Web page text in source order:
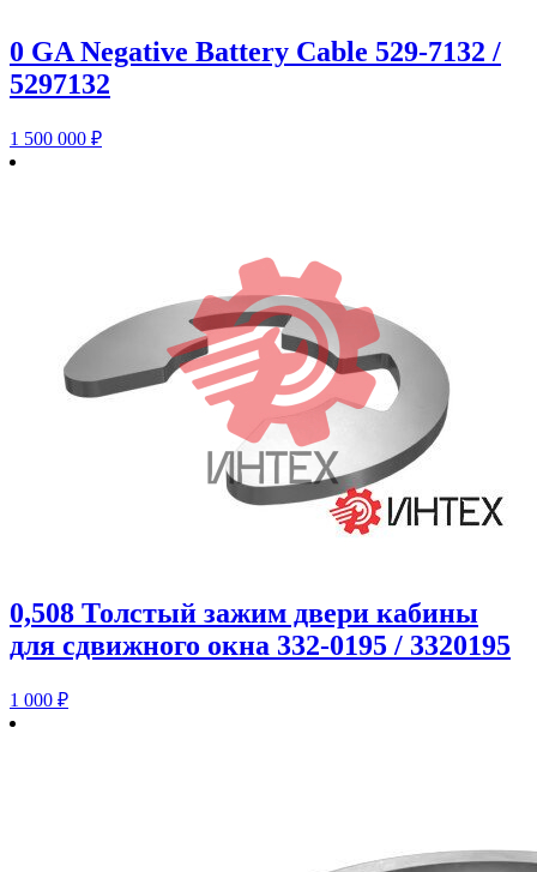
0 GA Negative Battery Cable 529-7132 /
5297132
1 500 000 ₽
0,508 Толстый зажим двери кабины
для сдвижного окна 332-0195 / 3320195
1 000 ₽